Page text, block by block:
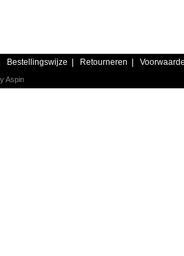
Bestellingswijze Retourneren
Aspin